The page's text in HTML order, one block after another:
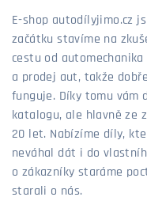
E-shop autodílyjimo.cz
začátku stavíme na
cestu od
a prodej aut, takže
funguje. Díky tomu vám
katalogu, ale hlavně ze
20 let. Nabízíme díly,
neváhal dát i do
o zákazníky staráme
starali o nás.